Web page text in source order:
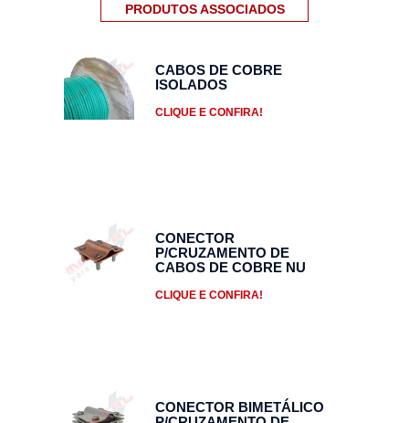
PRODUTOS ASSOCIADOS
CABOS DE COBRE
ISOLADOS
CLIQUE E CONFIRA!
CONECTOR
P/CRUZAMENTO DE
CABOS DE COBRE NU
CLIQUE E CONFIRA!
CONECTOR BIMETÁLICO